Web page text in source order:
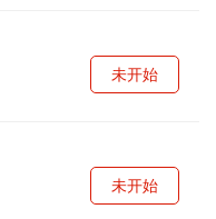
未开始
未开始